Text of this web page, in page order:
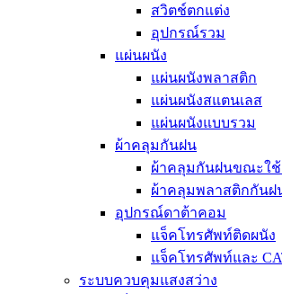
สวิตช์ตกแต่ง
อุปกรณ์รวม
แผ่นผนัง
แผ่นผนังพลาสติก
แผ่นผนังสแตนเลส
แผ่นผนังแบบรวม
ผ้าคลุมกันฝน
ผ้าคลุมกันฝนขณะใช้
ผ้าคลุมพลาสติกกันฝ
อุปกรณ์ดาต้าคอม
แจ็คโทรศัพท์ติดผนัง
แจ็คโทรศัพท์และ
ระบบควบคุมแสงสว่าง